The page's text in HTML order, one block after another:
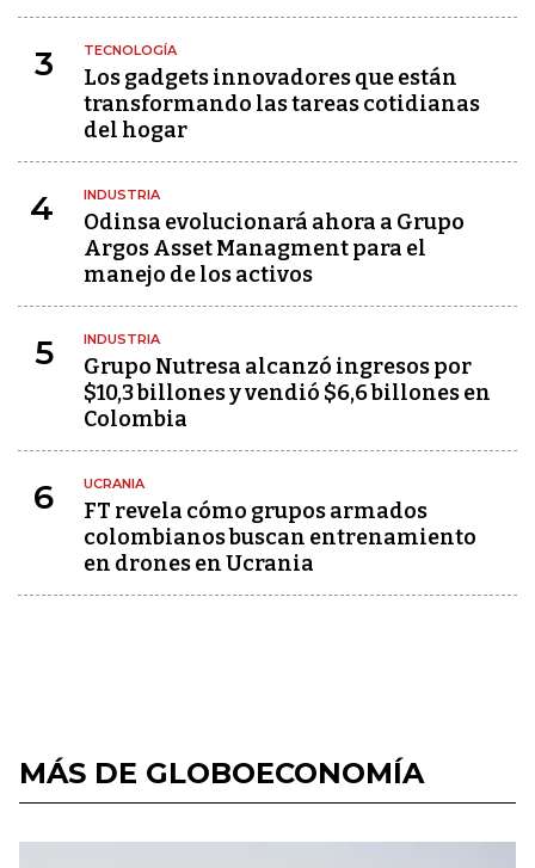
3 TECNOLOGÍA
Los gadgets innovadores que están
transformando las tareas cotidianas
del hogar
4 INDUSTRIA
Odinsa evolucionará ahora a Grupo
Argos Asset Managment para el
manejo de los activos
5 INDUSTRIA
Grupo Nutresa alcanzó ingresos por
$10,3 billones y vendió $6,6 billones en
Colombia
6 UCRANIA
FT revela cómo grupos armados
colombianos buscan entrenamiento
en drones en Ucrania
MÁS DE GLOBOECONOMÍA